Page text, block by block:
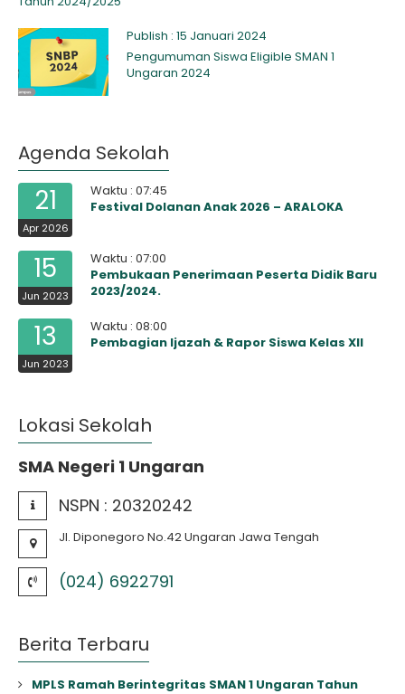
Publish : 15 Januari 2024
Pengumuman Siswa Eligible SMAN 1
Ungaran 2024
Agenda Sekolah
21
Apr 2026
Waktu : 07:45
Festival Dolanan Anak 2026 – ARALOKA
15
Jun 2023
Waktu : 07:00
Pembukaan Penerimaan Peserta Didik Baru
2023/2024.
13
Jun 2023
Waktu : 08:00
Pembagian Ijazah & Rapor Siswa Kelas XII
Lokasi Sekolah
SMA Negeri 1 Ungaran
NSPN : 20320242
Jl. Diponegoro No.42 Ungaran Jawa Tengah
(024) 6922791
Berita Terbaru
MPLS Ramah Berintegritas SMAN 1 Ungaran Tahun